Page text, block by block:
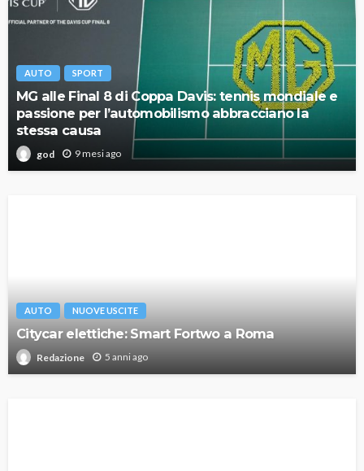
AUTO SPORT
MG alle Final 8 di Coppa Davis: tennis mondiale e
passione per l’automobilismo abbracciano la
stessa causa
god 9 mesi ago
AUTO NUOVE USCITE
Citycar elettiche: Smart Fortwo a Roma
Redazione 5 anni ago